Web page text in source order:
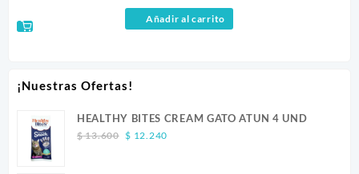
Añadir al carrito
¡Nuestras Ofertas!
HEALTHY BITES CREAM GATO ATUN 4 UND
$13.600 Original
$ 12.240Current